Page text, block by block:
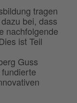
tragen
bei, dass
nachfolgende
ist Teil
Guss